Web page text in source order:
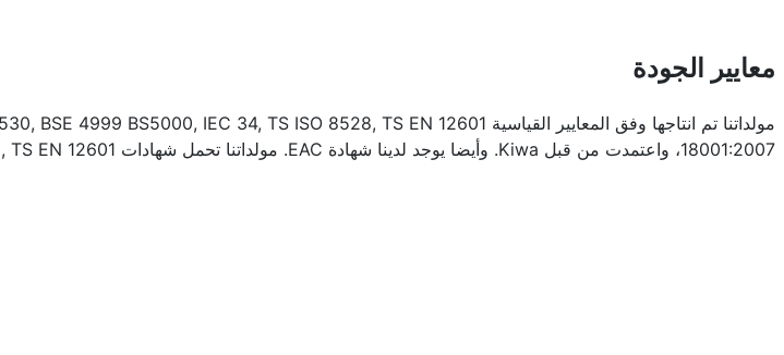
معايير الجودة
18001:2007، واعتمدت من قبل Kiwa. وأيضا يوجد لدينا شهادة EAC. مولداتنا تحمل شهادات TS ISO 8528-5, TS EN 12601. مولداتنا تحمل بيان CE